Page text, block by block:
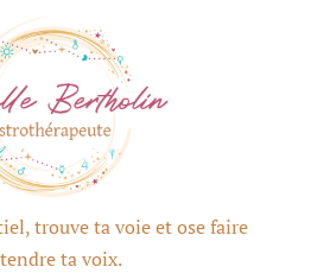
trouve ta voie et ose faire
ta voix.